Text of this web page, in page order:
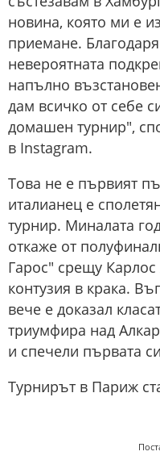
новина, която ми е
приемане.
невероятната
напълно
дам всичко от себе
домашен турнир",
в Instagram.
Това не е първият
италианец е
турнир. Миналата
откаже от
Гарос" срещу Карлос
контузия в крака.
вече е доказал
триумфира над
и спечели първата
Турнирът в Париж